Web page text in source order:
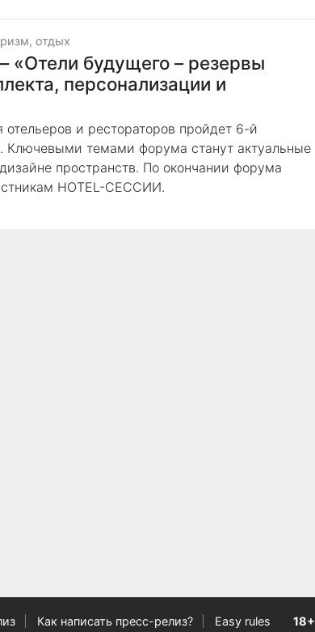
отдых
«Отели будущего – резервы
персонализации и
и рестораторов пройдет 6-й
темами форума станут актуальные
пространств. По окончании форума
HOTEL-СЕССИИ.
Как написать пресс-релиз? Easy rules 18+